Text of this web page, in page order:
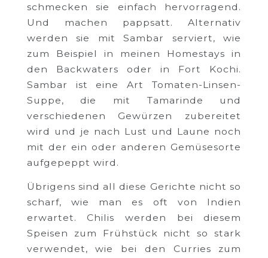
schmecken sie einfach hervorragend.
Und machen pappsatt. Alternativ
werden sie mit Sambar serviert, wie
zum Beispiel in meinen Homestays in
den Backwaters oder in Fort Kochi.
Sambar ist eine Art Tomaten-Linsen-
Suppe, die mit Tamarinde und
verschiedenen Gewürzen zubereitet
wird und je nach Lust und Laune noch
mit der ein oder anderen Gemüsesorte
aufgepeppt wird.
Übrigens sind all diese Gerichte nicht so
scharf, wie man es oft von Indien
erwartet. Chilis werden bei diesem
Speisen zum Frühstück nicht so stark
verwendet, wie bei den Curries zum